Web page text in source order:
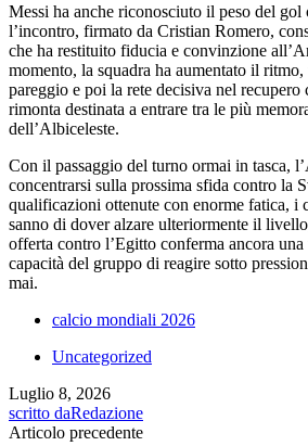
Messi ha anche riconosciuto il peso del gol
l’incontro, firmato da Cristian Romero,
che ha restituito fiducia e convinzione
momento, la squadra ha aumentato il
pareggio e poi la rete decisiva nel recupero
rimonta destinata a entrare tra le più
dell’Albiceleste.
Con il passaggio del turno ormai in tasca,
concentrarsi sulla prossima sfida contro la
qualificazioni ottenute con enorme fatica, i
sanno di dover alzare ulteriormente il
offerta contro l’Egitto conferma ancora
capacità del gruppo di reagire sotto
mai.
calcio mondiali 2026
Uncategorized
Luglio 8, 2026
scritto daRedazione
Articolo precedente